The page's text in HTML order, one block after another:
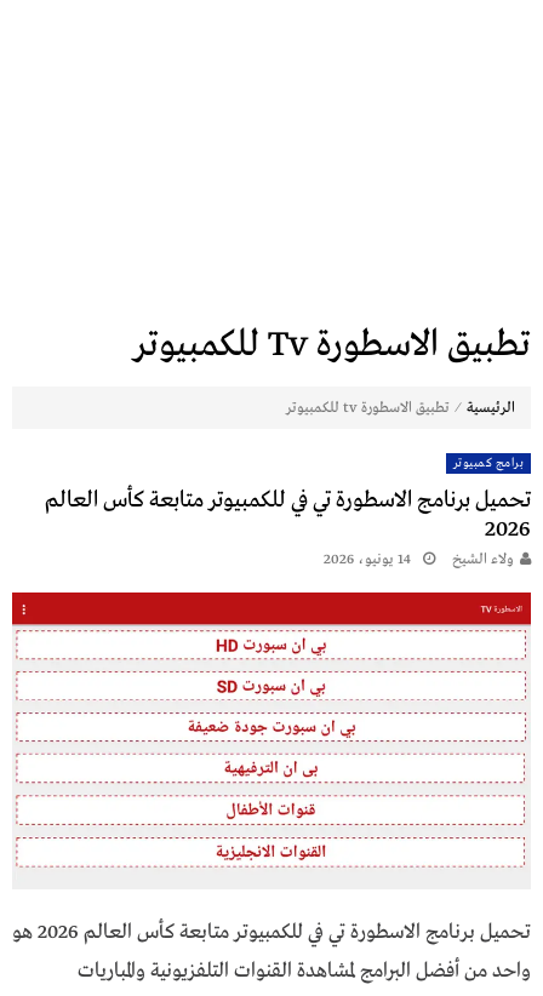
تطبيق الاسطورة Tv للكمبيوتر
الرئيسية ⁄ تطبيق الاسطورة tv للكمبيوتر
برامج كمبيوتر
تحميل برنامج الاسطورة تي في للكمبيوتر متابعة كأس العالم
2026
ولاء الشيخ 14 يونيو، 2026
تحميل برنامج الاسطورة تي في للكمبيوتر متابعة كأس العالم 2026 هو
واحد من أفضل البرامج لمشاهدة القنوات التلفزيونية والمباريات